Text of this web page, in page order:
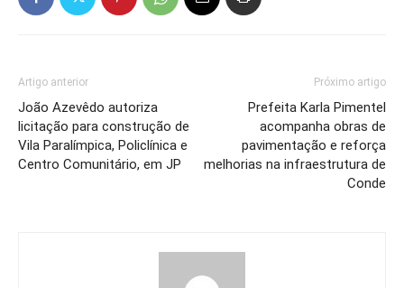
Artigo anterior
João Azevêdo autoriza
licitação para construção de
Vila Paralímpica, Policlínica e
Centro Comunitário, em JP
Próximo artigo
Prefeita Karla Pimentel
acompanha obras de
pavimentação e reforça
melhorias na infraestrutura de
Conde